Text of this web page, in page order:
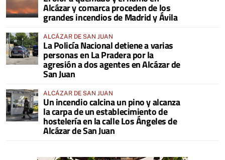
Alcázar y comarca proceden de los
grandes incendios de Madrid y Ávila
ALCÁZAR DE SAN JUAN
La Policía Nacional detiene a varias
personas en La Pradera por la
agresión a dos agentes en Alcázar de
San Juan
ALCÁZAR DE SAN JUAN
Un incendio calcina un pino y alcanza
la carpa de un establecimiento de
hostelería en la calle Los Ángeles de
Alcázar de San Juan